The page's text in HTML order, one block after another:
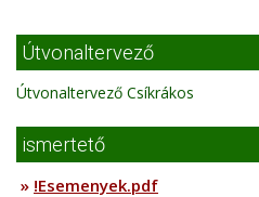
Útvonaltervező
Útvonaltervező Csíkrákos
ismertető
» !Esemenyek.pdf